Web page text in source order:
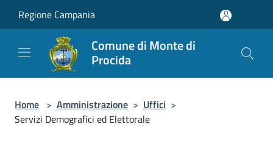
Regione Campania
Comune di Monte di
Procida
Home > Amministrazione > Uffici >
Servizi Demografici ed Elettorale